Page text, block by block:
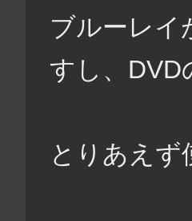
ブルーレイ
すし、DVD
とりあえず